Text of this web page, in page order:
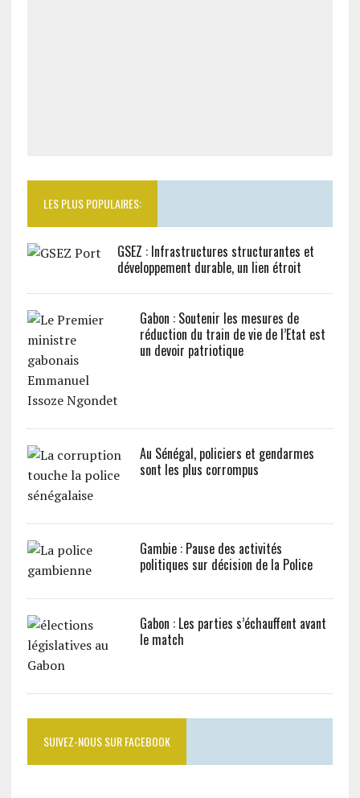
LES PLUS POPULAIRES:
GSEZ : Infrastructures structurantes et
développement durable, un lien étroit
Gabon : Soutenir les mesures de
réduction du train de vie de l’Etat est
un devoir patriotique
Au Sénégal, policiers et gendarmes
sont les plus corrompus
Gambie : Pause des activités
politiques sur décision de la Police
Gabon : Les parties s’échauffent avant
le match
SUIVEZ-NOUS SUR FACEBOOK